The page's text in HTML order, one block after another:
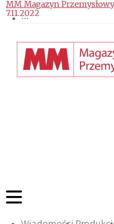
MM Magazyn
7.11.2022